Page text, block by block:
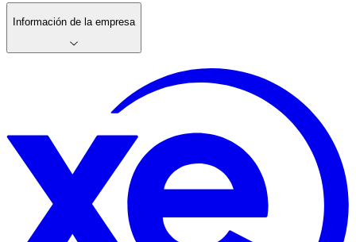
Información de la empresa